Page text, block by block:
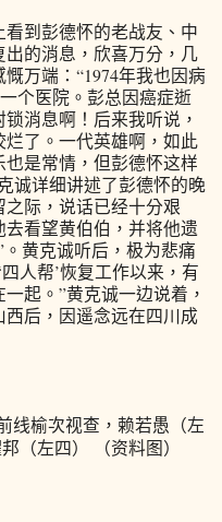
到彭德怀的老战友、中
的消息，欣喜万分，几
万端：“1974年我也因病
个医院。彭总因癌症逝
消息啊！后来我听说，
了。一代英雄啊，如此
是常情，但彭德怀这样
诚详细讲述了彭德怀的晚
际，说话已经十分艰
看望黄伯伯，并将他遗
黄克诚听后，极为悲痛
人帮’恢复工作以来，有
起。”黄克诚一边说着，
后，因遥念远在四川成
榆次视查，赖若愚（左
（左四） （资料图）